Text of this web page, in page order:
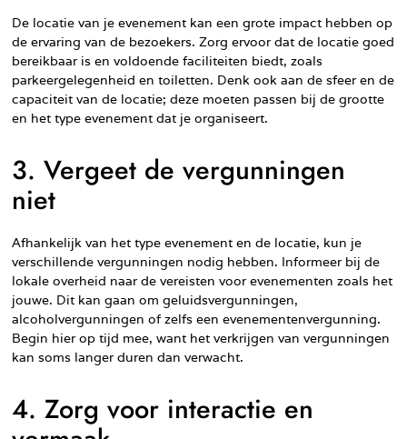
De locatie van je evenement kan een grote impact hebben op
de ervaring van de bezoekers. Zorg ervoor dat de locatie goed
bereikbaar is en voldoende faciliteiten biedt, zoals
parkeergelegenheid en toiletten. Denk ook aan de sfeer en de
capaciteit van de locatie; deze moeten passen bij de grootte
en het type evenement dat je organiseert.
3. Vergeet de vergunningen
niet
Afhankelijk van het type evenement en de locatie, kun je
verschillende vergunningen nodig hebben. Informeer bij de
lokale overheid naar de vereisten voor evenementen zoals het
jouwe. Dit kan gaan om geluidsvergunningen,
alcoholvergunningen of zelfs een evenementenvergunning.
Begin hier op tijd mee, want het verkrijgen van vergunningen
kan soms langer duren dan verwacht.
4. Zorg voor interactie en